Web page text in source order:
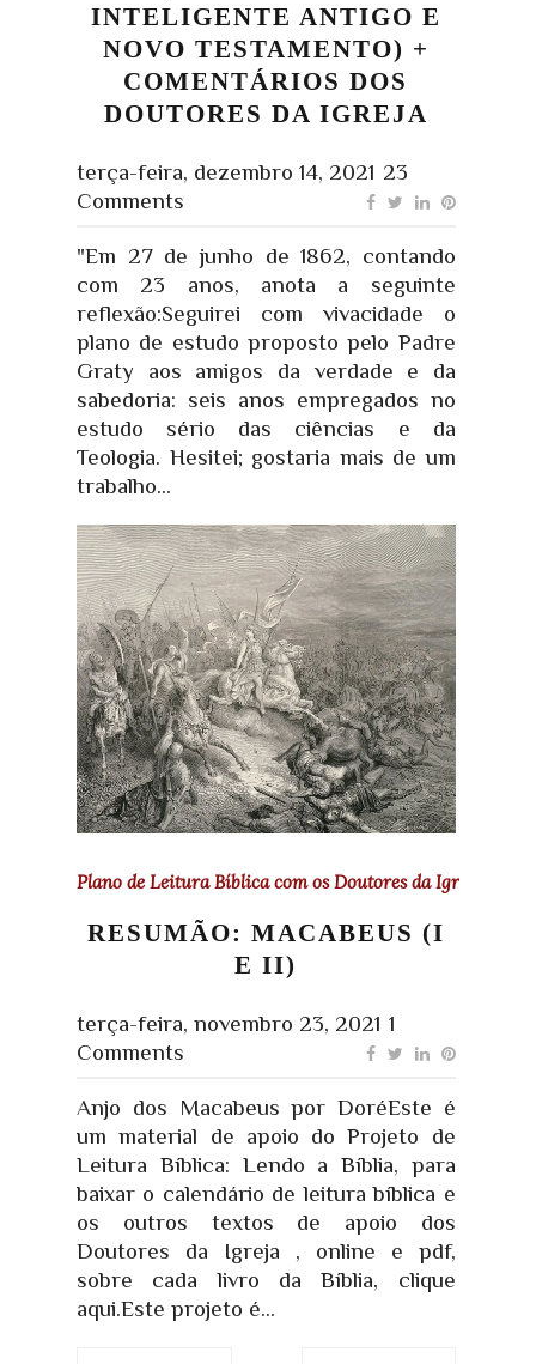
INTELIGENTE ANTIGO E
NOVO TESTAMENTO) +
COMENTÁRIOS DOS
DOUTORES DA IGREJA
terça-feira, dezembro 14, 2021 23
Comments
"Em 27 de junho de 1862, contando
com 23 anos, anota a seguinte
reflexão:Seguirei com vivacidade o
plano de estudo proposto pelo Padre
Graty aos amigos da verdade e da
sabedoria: seis anos empregados no
estudo sério das ciências e da
Teologia. Hesitei; gostaria mais de um
trabalho...
Plano de Leitura Bíblica com os Doutores da Igreja
RESUMÃO: MACABEUS (I
E II)
terça-feira, novembro 23, 2021 1
Comments
Anjo dos Macabeus por DoréEste é
um material de apoio do Projeto de
Leitura Bíblica: Lendo a Bíblia, para
baixar o calendário de leitura bíblica e
os outros textos de apoio dos
Doutores da Igreja , online e pdf,
sobre cada livro da Bíblia, clique
aqui.Este projeto é...